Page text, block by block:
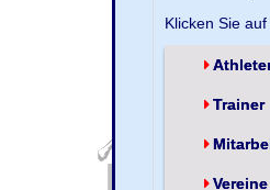
Klicken Sie
Trainer